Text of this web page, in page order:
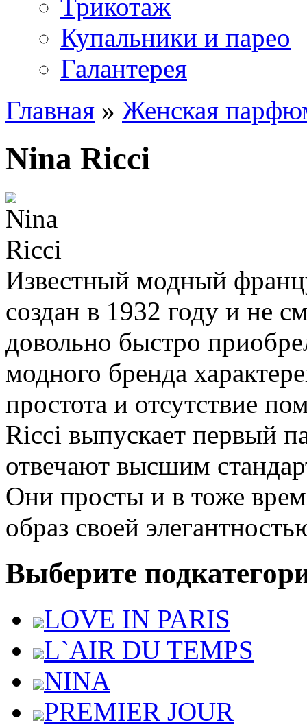
Трикотаж
Купальники и парео
Галантерея
Главная » Женская
Nina Ricci
Известный модный
создан в 1932 году и не
довольно быстро
модного бренда
простота и отсутствие
Ricci выпускает первый
отвечают высшим
Они просты и в тоже
образ своей
Выберите
LOVE IN PARIS
L`AIR DU TEMPS
NINA
PREMIER JOUR